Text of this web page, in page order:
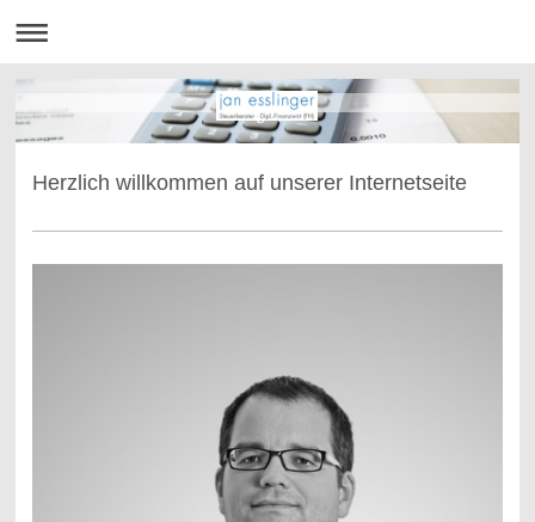
Herzlich willkommen auf unserer Internetseite